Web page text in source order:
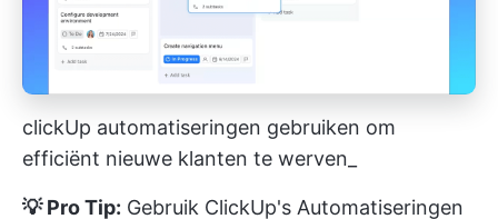
clickUp automatiseringen gebruiken om
efficiënt nieuwe klanten te werven_
💡 Pro Tip: Gebruik ClickUp's Automatiseringen